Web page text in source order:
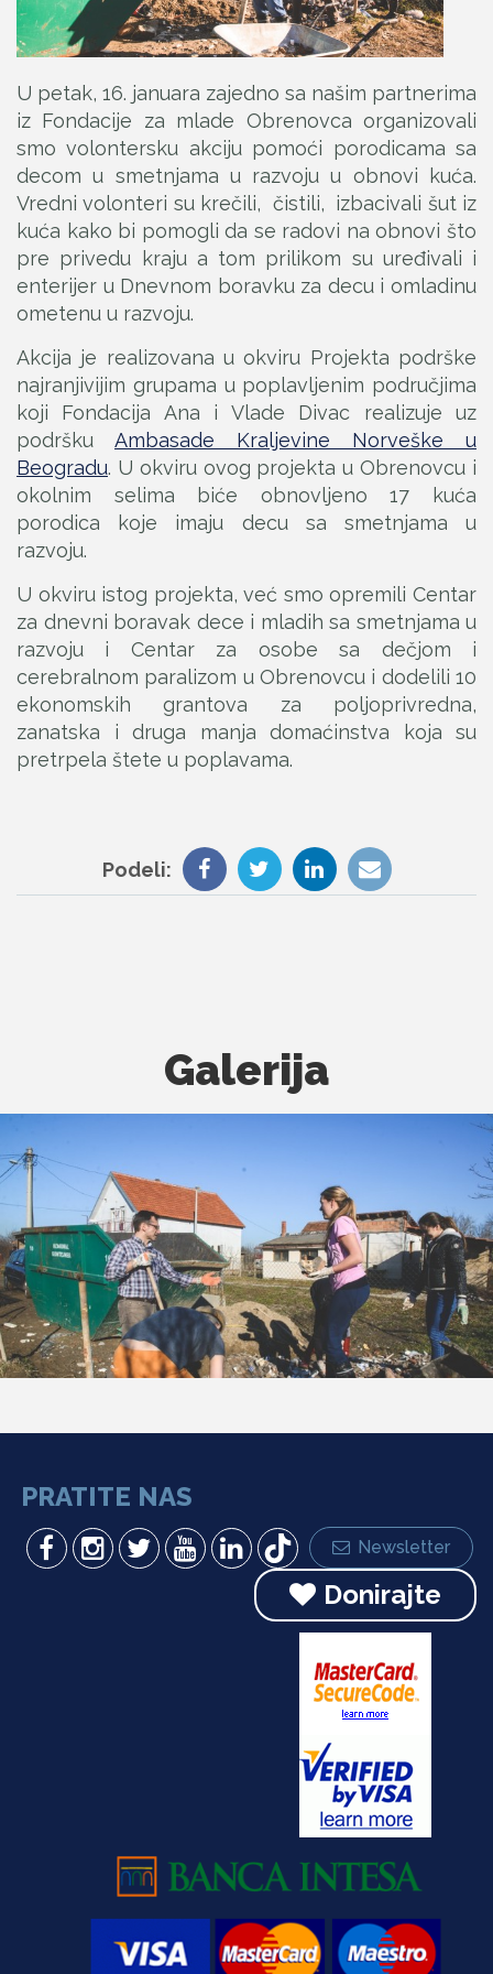
U petak, 16. januara zajedno sa našim partnerima
iz Fondacije za mlade Obrenovca organizovali
smo volontersku akciju pomoći porodicama sa
decom u smetnjama u razvoju u obnovi kuća.
Vredni volonteri su krečili, čistili, izbacivali šut iz
kuća kako bi pomogli da se radovi na obnovi što
pre privedu kraju a tom prilikom su uređivali i
enterijer u Dnevnom boravku za decu i omladinu
ometenu u razvoju.
Akcija je realizovana u okviru Projekta podrške
najranjivijim grupama u poplavljenim područjima
koji Fondacija Ana i Vlade Divac realizuje uz
podršku Ambasade Kraljevine Norveške u
Beogradu. U okviru ovog projekta u Obrenovcu i
okolnim selima biće obnovljeno 17 kuća
porodica koje imaju decu sa smetnjama u
razvoju.
U okviru istog projekta, već smo opremili Centar
za dnevni boravak dece i mladih sa smetnjama u
razvoju i Centar za osobe sa dečjom i
cerebralnom paralizom u Obrenovcu i dodelili 10
ekonomskih grantova za poljoprivredna,
zanatska i druga manja domaćinstva koja su
pretrpela štete u poplavama.
Podeli:
Galerija
PRATITE NAS
Newsletter
Donirajte